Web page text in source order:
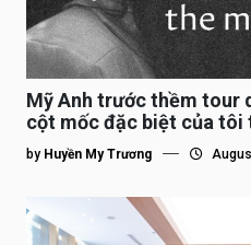
Mỹ Anh trước thềm tour
cột mốc đặc biệt của tôi
tế”
by Huyền My Trương